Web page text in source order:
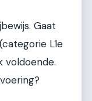
Gaat
L1e
voldoende.